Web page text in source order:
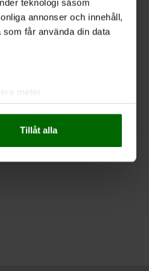
teknologi såsom
annonser och innehåll,
får använda din data
meter
kombinera informationen
Tillåt alla